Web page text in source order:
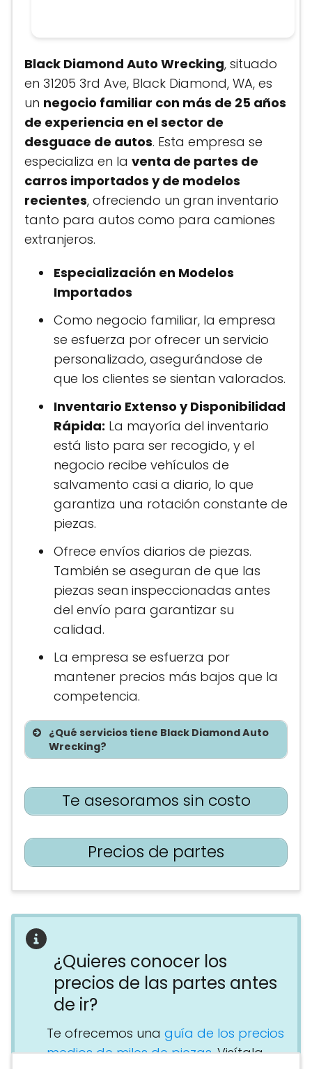
Black Diamond Auto Wrecking, situado
en 31205 3rd Ave, Black Diamond, WA, es
un negocio familiar con más de 25 años
de experiencia en el sector de
desguace de autos. Esta empresa se
especializa en la venta de partes de
carros importados y de modelos
recientes, ofreciendo un gran inventario
tanto para autos como para camiones
extranjeros.
Especialización en Modelos
Importados
Como negocio familiar, la empresa
se esfuerza por ofrecer un servicio
personalizado, asegurándose de
que los clientes se sientan valorados​.
Inventario Extenso y Disponibilidad
Rápida: La mayoría del inventario
está listo para ser recogido, y el
negocio recibe vehículos de
salvamento casi a diario, lo que
garantiza una rotación constante de
piezas.
Ofrece envíos diarios de piezas.
También se aseguran de que las
piezas sean inspeccionadas antes
del envío para garantizar su
calidad.
La empresa se esfuerza por
mantener precios más bajos que la
competencia.
¿Qué servicios tiene Black Diamond Auto
Wrecking?
Te asesoramos sin costo
Precios de partes
¿Quieres conocer los
precios de las partes antes
de ir?
Te ofrecemos una guía de los precios
medios de miles de piezas. Visítala